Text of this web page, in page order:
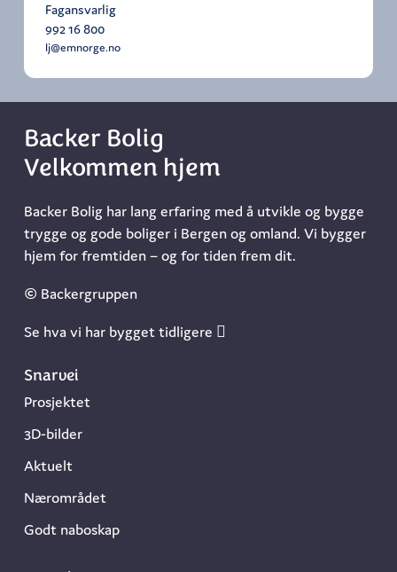
Fagansvarlig
992 16 800
lj@emnorge.no
Backer Bolig
Velkommen hjem
Backer Bolig har lang erfaring med å utvikle og bygge
trygge og gode boliger i Bergen og omland. Vi bygger
hjem for fremtiden – og for tiden frem dit.
© Backergruppen
Se hva vi har bygget tidligere
Snarvei
Prosjektet
3D-bilder
Aktuelt
Nærområdet
Godt naboskap